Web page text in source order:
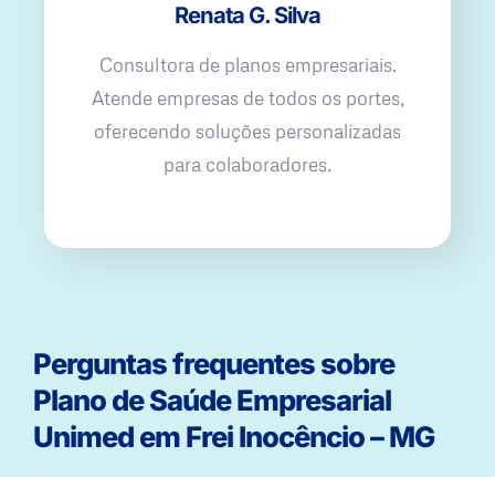
Renata G. Silva
Consultora de planos empresariais.
Atende empresas de todos os portes,
oferecendo soluções personalizadas
para colaboradores.
Perguntas frequentes sobre
Plano de Saúde Empresarial
Unimed em Frei Inocêncio – MG